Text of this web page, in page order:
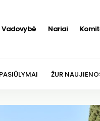
Vadovybė Nariai
ŽUR